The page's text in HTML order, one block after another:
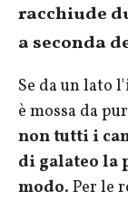
racchiude
a seconda
Se da un lato
è mossa da
non tutti i
di galateo la
modo. Per le